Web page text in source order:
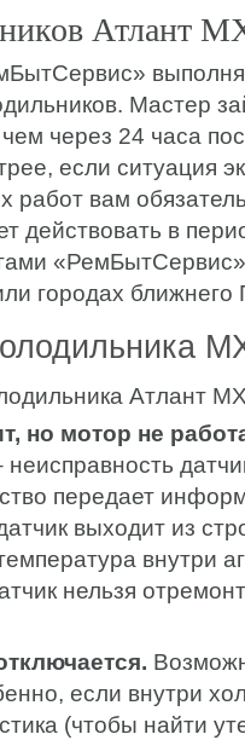
Атлант
Мастер
чем через 24 часа
если ситуация
работ вам
действовать в
городах ближнего
но мотор не
передает
выходит из
внутри
нельзя
если внутри
(чтобы найти